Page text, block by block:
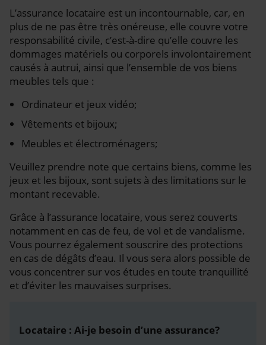
L’assurance locataire est un incontournable, car, en
plus de ne pas être très onéreuse, elle couvre votre
responsabilité civile, c’est-à-dire qu’elle couvre les
dommages matériels ou corporels involontairement
causés à autrui, ainsi que l’ensemble de vos biens
meubles tels que :
Ordinateur et jeux vidéo;
Vêtements et bijoux;
Meubles et électroménagers;
Veuillez prendre note que certains biens, comme les
jeux et les bijoux, sont sujets à des limitations sur le
montant recevable.
Grâce à l’assurance locataire, vous serez couverts
notamment en cas de feu, de vol et de vandalisme.
Vous pourrez également souscrire des protections
en cas de dégâts d’eau. Il vous sera alors possible de
vous concentrer sur vos études en toute tranquillité
et d’éviter les mauvaises surprises.
Locataire : Ai-je besoin d’une assurance?